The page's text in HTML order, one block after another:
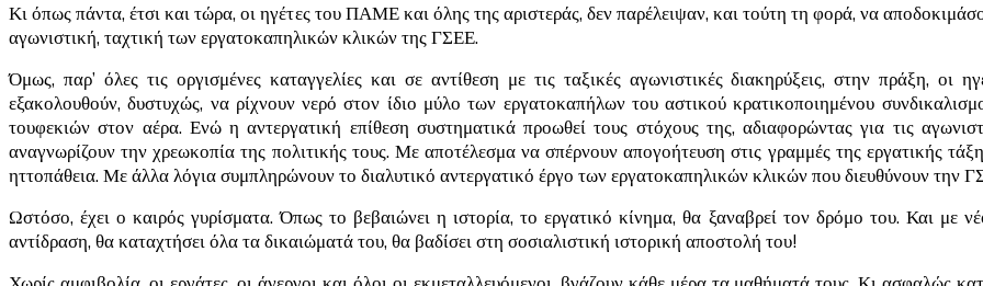
Κι όπως πάντα, έτσι και τώρα, οι ηγέτες του ΠΑΜΕ και όλης της αριστεράς, δεν παρέλειψαν, και τούτη τη φορά, να
αγωνιστική, ταχτική των εργατοκαπηλικών κλικών της ΓΣΕΕ.
Όμως, παρ’ όλες τις οργισμένες καταγγελίες και σε αντίθεση με τις ταξικές αγωνιστικές διακηρύξεις, στην πράξη,
εξακολουθούν, δυστυχώς, να ρίχνουν νερό στον ίδιο μύλο των εργατοκαπήλων του αστικού κρατικοποιημένου
τουφεκιών στον αέρα. Ενώ η αντεργατική επίθεση συστηματικά προωθεί τους στόχους της, αδιαφορώντας για τις
αναγνωρίζουν την χρεωκοπία της πολιτικής τους. Με αποτέλεσμα να σπέρνουν απογοήτευση στις γραμμές της εργατικής
ηττοπάθεια. Με άλλα λόγια συμπληρώνουν το διαλυτικό αντεργατικό έργο των εργατοκαπηλικών κλικών που διευθύνουν
Ωστόσο, έχει ο καιρός γυρίσματα. Όπως το βεβαιώνει η ιστορία, το εργατικό κίνημα, θα ξαναβρεί τον δρόμο του. Και με
αντίδραση, θα καταχτήσει όλα τα δικαιώματά του, θα βαδίσει στη σοσιαλιστική ιστορική αποστολή του!